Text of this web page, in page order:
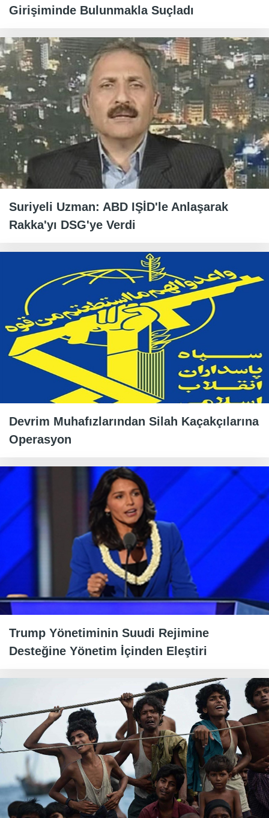
Girişiminde Bulunmakla Suçladı
Suriyeli Uzman: ABD IŞİD'le Anlaşarak
Rakka'yı DSG'ye Verdi
Devrim Muhafızlarından Silah Kaçakçılarına
Operasyon
Trump Yönetiminin Suudi Rejimine
Desteğine Yönetim İçinden Eleştiri